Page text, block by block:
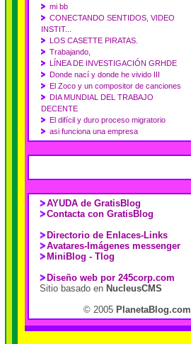
mi bb
CONECTANDO SENTIDOS, VIDEO
INSTIT...
LOS CASETTE PIRATAS.
Trabajando,
LÍNEA DE INVESTIGACIÓN GRHDE
Donde nací y donde he vivido III
El Zoco y un compositor de canciones
DIA MUNDIAL DEL TRABAJO
DECENTE
El difícil y duro proceso migratorio
asi funciona una empresa
AYUDA de GratisBlog
Contacta con GratisBlog
Directorio de Enlaces-Links
Avatares-Imágenes messenger
MiniBlog - Tlog
Diseño web por 245corp.com
Sitio basado en NucleusCMS
© 2005 PlanetaBlog.com